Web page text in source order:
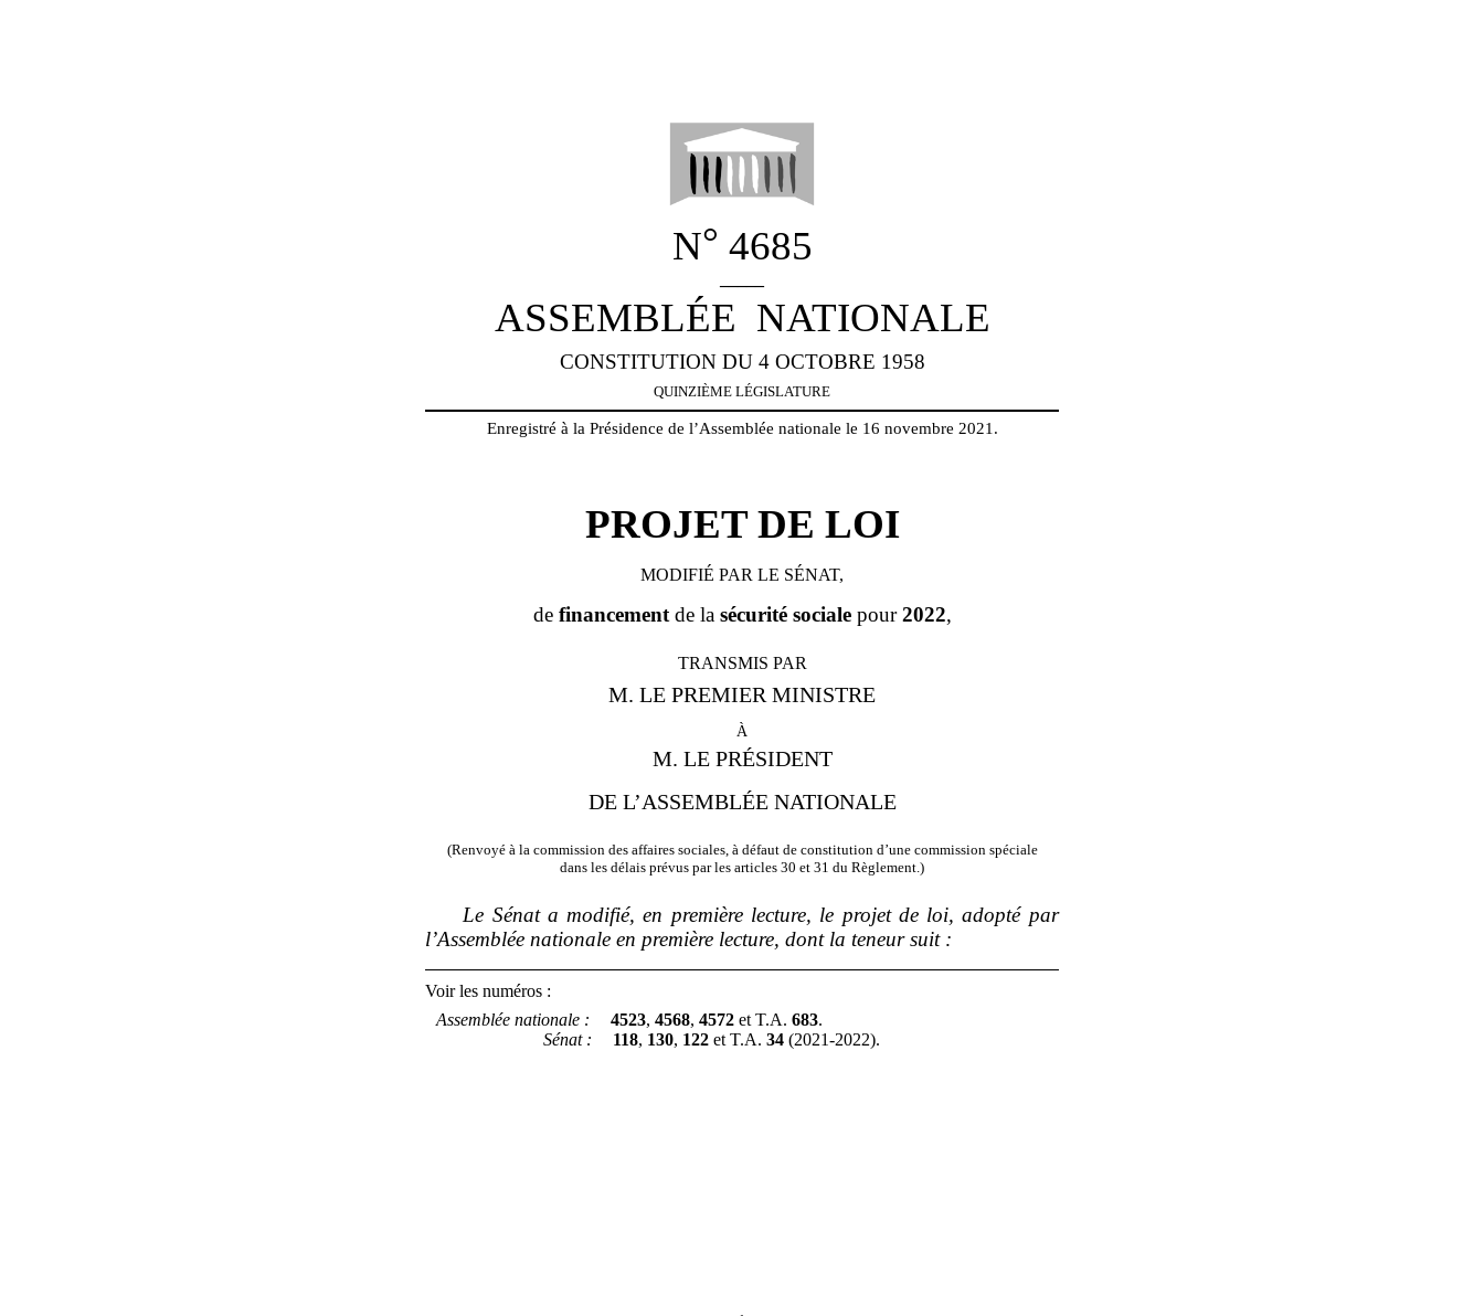
N° 4685
ASSEMBLÉE NATIONALE
CONSTITUTION DU 4 OCTOBRE 1958
QUINZIÈME LÉGISLATURE
Enregistré à la Présidence de l’Assemblée nationale le 16 novembre 2021.
PROJET DE LOI
MODIFIÉ PAR LE SÉNAT,
de financementde la sécurité socialepour2022,
TRANSMIS PAR
M. LE PREMIER MINISTRE
à
M. LE PRÉSIDENT
DE L’ASSEMBLÉE NATIONALE
(Renvoyé à la commission des affaires sociales, à défaut de constitution d’une commission spéciale
dans les délais prévus par les articles 30 et 31 du Règlement.)
Le Sénat a modifié, en première lecture, le projet de loi, adopté par
l’Assemblée nationale en première lecture, dont la teneur suit :
Voir les numéros :
Assemblée nationale : 4523,4568,4572 et T.A.683.
Sénat : 118, 130, 122et T.A. 34(2021‑2022).